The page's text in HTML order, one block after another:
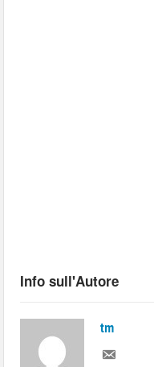
Info sull'Autore
tm